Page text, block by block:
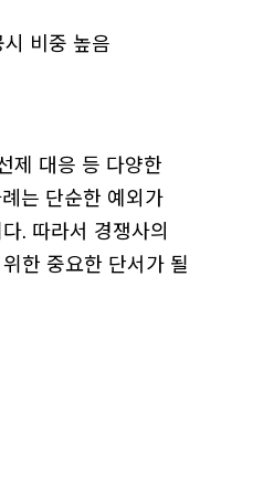
비중 높음
제 대응 등 다양한
는 단순한 예외가
. 따라서 경쟁사의
한 중요한 단서가 될